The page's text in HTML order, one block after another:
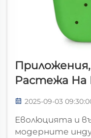
Растежа На
2025-09-03
Еволюцията и
модерните